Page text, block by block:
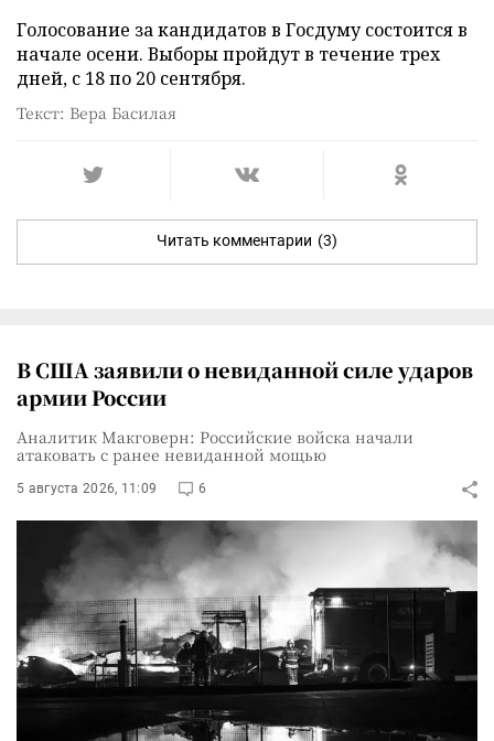
Голосование за кандидатов в Госдуму состоится в
начале осени. Выборы пройдут в течение трех
дней, с 18 по 20 сентября.
Текст: Вера Басилая
Читать комментарии (3)
В США заявили о невиданной силе ударов
армии России
Аналитик Макговерн: Российские войска начали
атаковать с ранее невиданной мощью
5 августа 2026, 11:09 6